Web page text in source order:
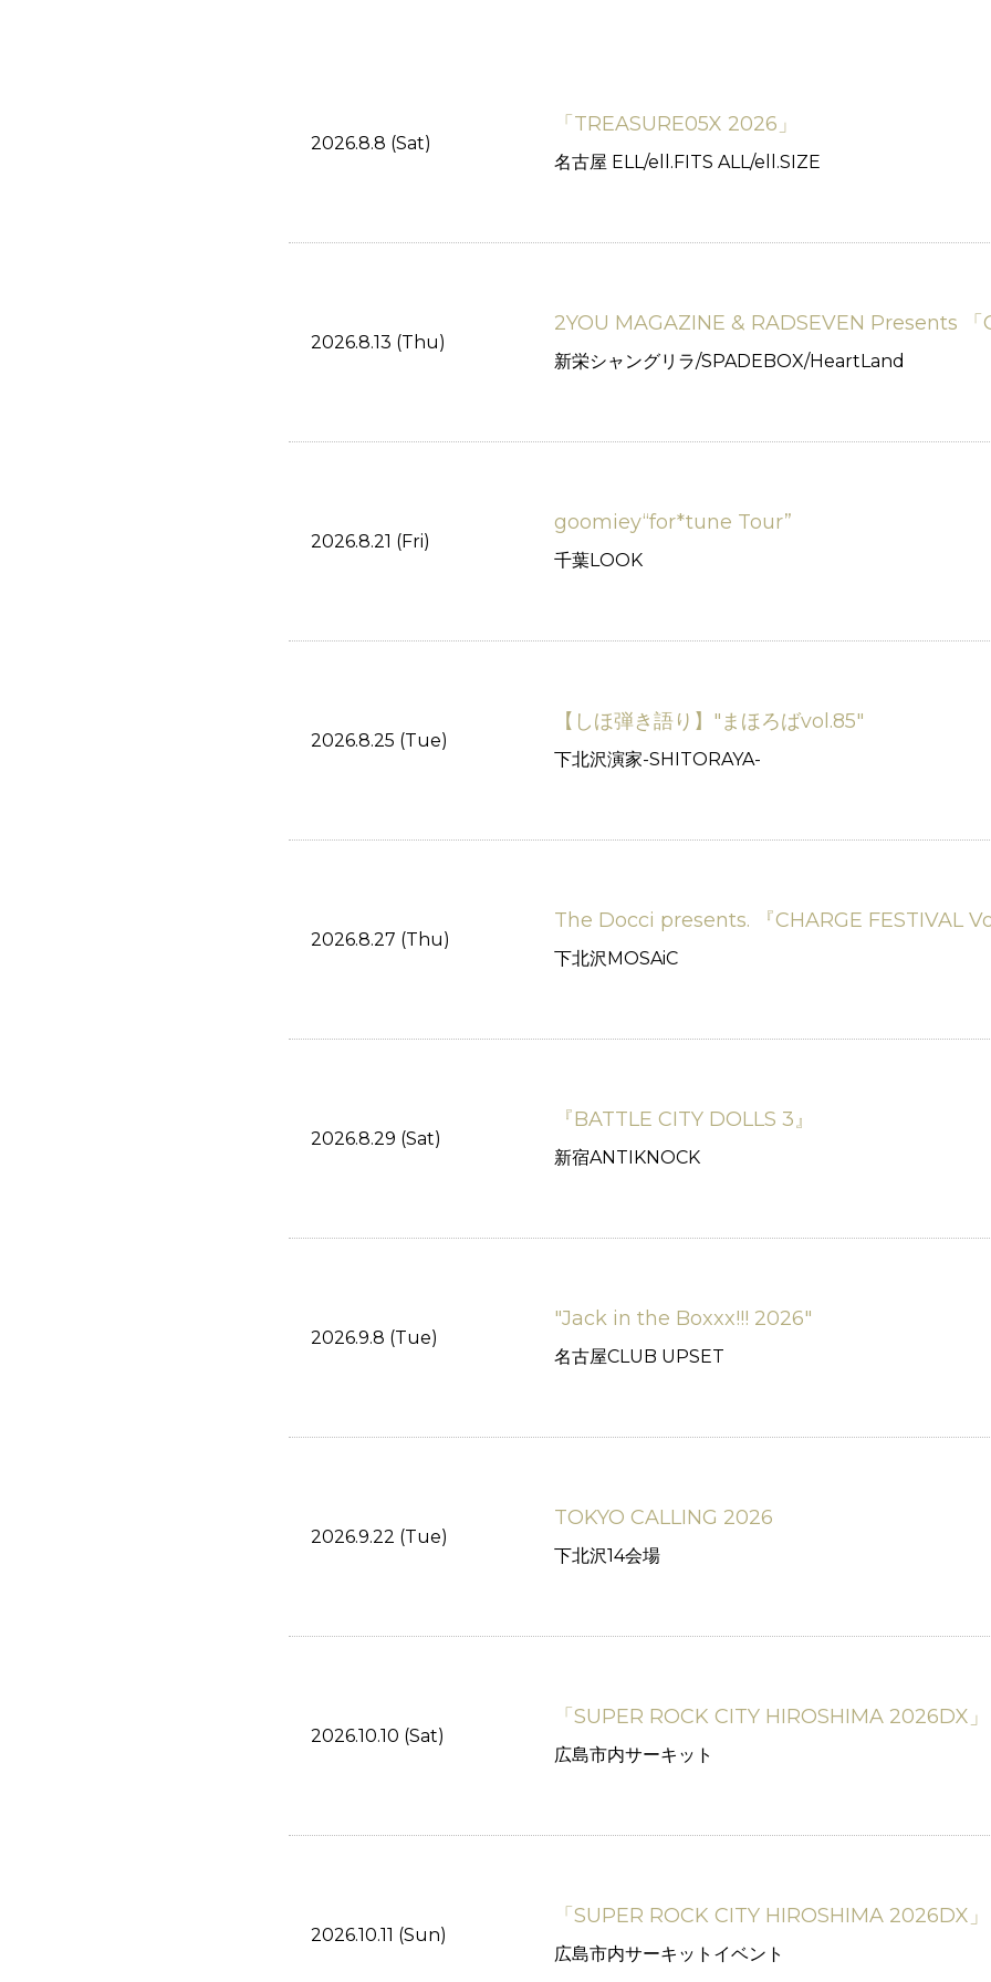
2026.8.8 (Sat)
「TREASURE05X 2026」
名古屋 ELL/ell.FITS ALL/ell.SIZE
2026.8.13 (Thu)
2YOU MAGAZINE & RADSEVEN Presents 「
新栄シャングリラ/SPADEBOX/HeartLand
2026.8.21 (Fri)
goomiey“for*tune Tour”
千葉LOOK
2026.8.25 (Tue)
【しほ弾き語り】"まほろばvol.85"
下北沢演家-SHITORAYA-
2026.8.27 (Thu)
The Docci presents. 『CHARGE FESTIVAL
下北沢MOSAiC
2026.8.29 (Sat)
『BATTLE CITY DOLLS 3』
新宿ANTIKNOCK
2026.9.8 (Tue)
"Jack in the Boxxx!!! 2026"
名古屋CLUB UPSET
2026.9.22 (Tue)
TOKYO CALLING 2026
下北沢14会場
2026.10.10 (Sat)
「SUPER ROCK CITY HIROSHIMA 2026DX」
広島市内サーキット
2026.10.11 (Sun)
「SUPER ROCK CITY HIROSHIMA 2026DX」
広島市内サーキットイベント